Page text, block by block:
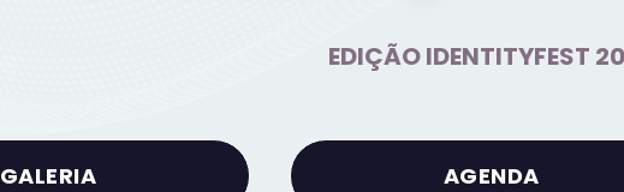
EDIÇÃO IDENTITYFEST
GALERIA AGENDA